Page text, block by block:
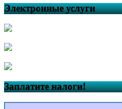
Электронные услуги
Заплатите налоги!